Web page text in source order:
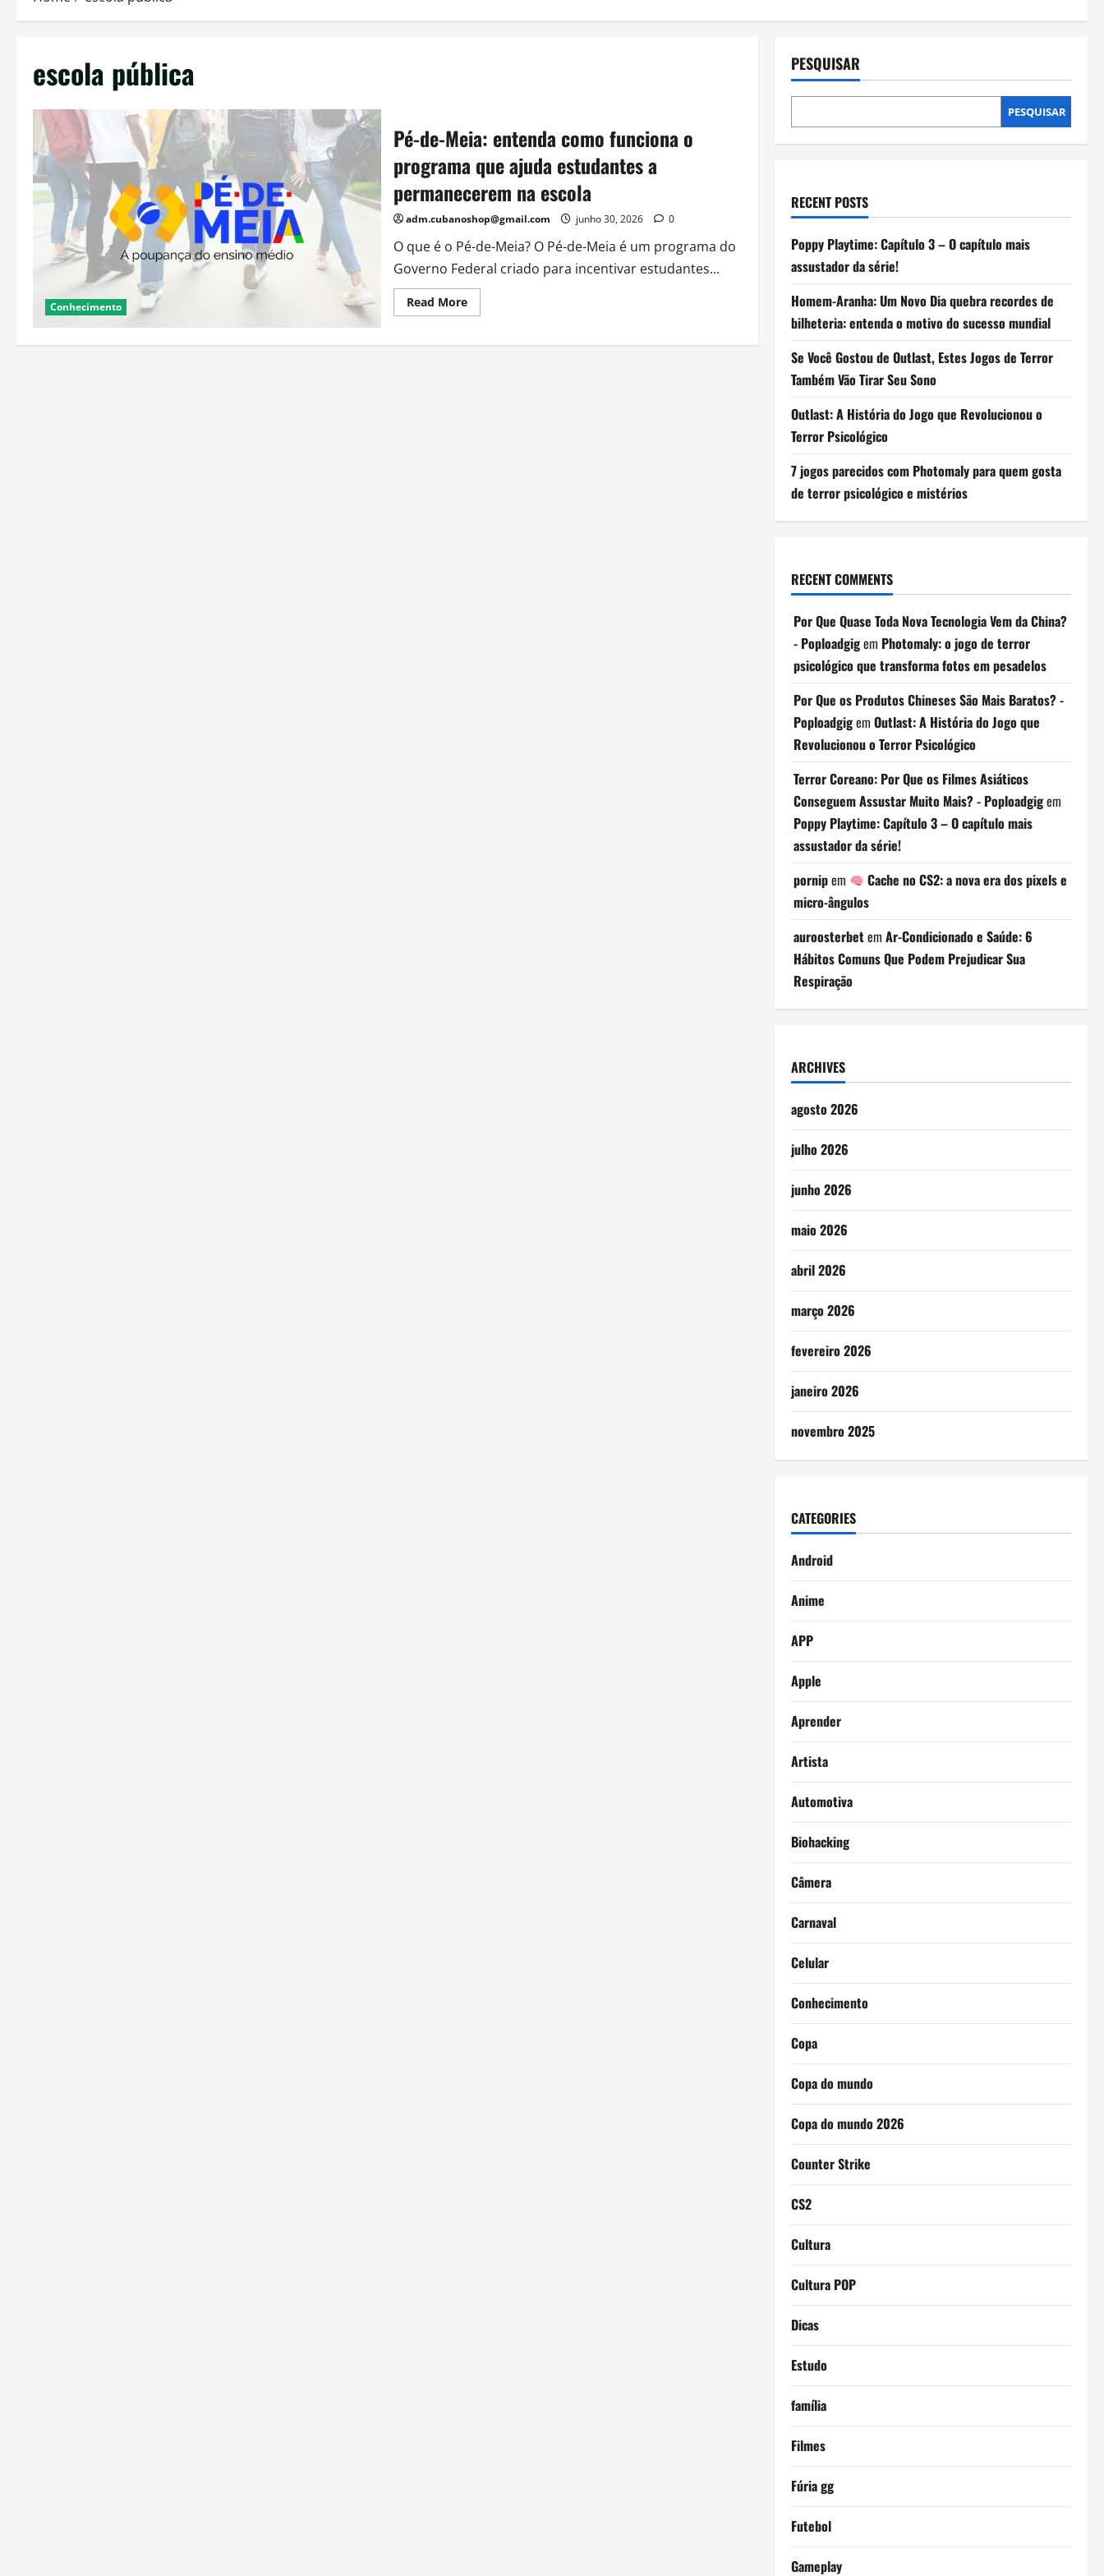
escola pública
Conhecimento
Pé-de-Meia: entenda como funciona o
programa que ajuda estudantes a
permanecerem na escola
adm.cubanoshop@gmail.com junho 30, 2026 0
O que é o Pé-de-Meia? O Pé-de-Meia é um programa do
Governo Federal criado para incentivar estudantes...
Read MoreRead
more
de-
PESQUISAR
PESQUISAR
RECENT POSTS
Poppy Playtime: Capítulo 3 – O capítulo mais
assustador da série!
Homem-Aranha: Um Novo Dia quebra recordes de
bilheteria: entenda o motivo do sucesso mundial
Se Você Gostou de Outlast, Estes Jogos de Terror
Também Vão Tirar Seu Sono
Outlast: A História do Jogo que Revolucionou o
Terror Psicológico
7 jogos parecidos com Photomaly para quem gosta
de terror psicológico e mistérios
RECENT COMMENTS
Por Que Quase Toda Nova Tecnologia Vem da China?
- Poploadgigem Photomaly: o jogo de terror
psicológico que transforma fotos em pesadelos
Por Que os Produtos Chineses São Mais Baratos? -
Poploadgigem Outlast: A História do Jogo que
Revolucionou o Terror Psicológico
Terror Coreano: Por Que os Filmes Asiáticos
Conseguem Assustar Muito Mais? - Poploadgigem
Poppy Playtime: Capítulo 3 – O capítulo mais
assustador da série!
pornipem
Cache no CS2: a nova era dos pixels e
micro-ângulos
auroosterbetem Ar-Condicionado e Saúde: 6
Hábitos Comuns Que Podem Prejudicar Sua
Respiração
ARCHIVES
agosto 2026
julho 2026
junho 2026
maio 2026
abril 2026
março 2026
fevereiro 2026
janeiro 2026
novembro 2025
CATEGORIES
Android
Anime
APP
Apple
Aprender
Artista
Automotiva
Biohacking
Câmera
Carnaval
Celular
Conhecimento
Copa
Copa do mundo
Copa do mundo 2026
Counter Strike
CS2
Cultura
Cultura POP
Dicas
Estudo
família
Filmes
Fúria gg
Futebol
Gameplay